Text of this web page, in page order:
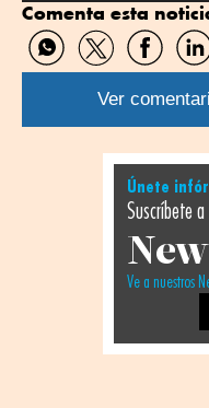
Comenta esta
Compartir
por
WhatsApp
Compartir
por
Twitter
por
Ver
Únete
Suscríbete
Ve a nuestros